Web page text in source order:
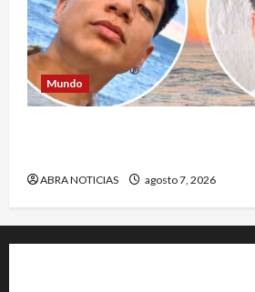
Mundo
ABRA NOTICIAS agosto 7, 2026